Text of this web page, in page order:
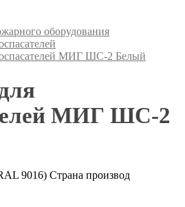
оборудования
МИГ ШС-2 Белый
МИГ ШС-2
9016) Страна производ